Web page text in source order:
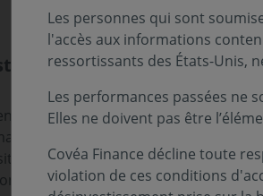
sur un horizon de 5 ans, une plus-
Actions en privilégiant des
énergétique en raison de leur
selon une approche ISR sans
Les personnes qui sont
l'accès aux informations
ressortissants des États-Unis,
Les performances passées ne
Elles ne doivent pas être
Covéa Finance décline toute
violation de ces conditions